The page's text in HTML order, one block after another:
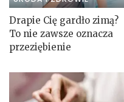
Drapie Cię gardło zimą?
To nie zawsze oznacza
przeziębienie